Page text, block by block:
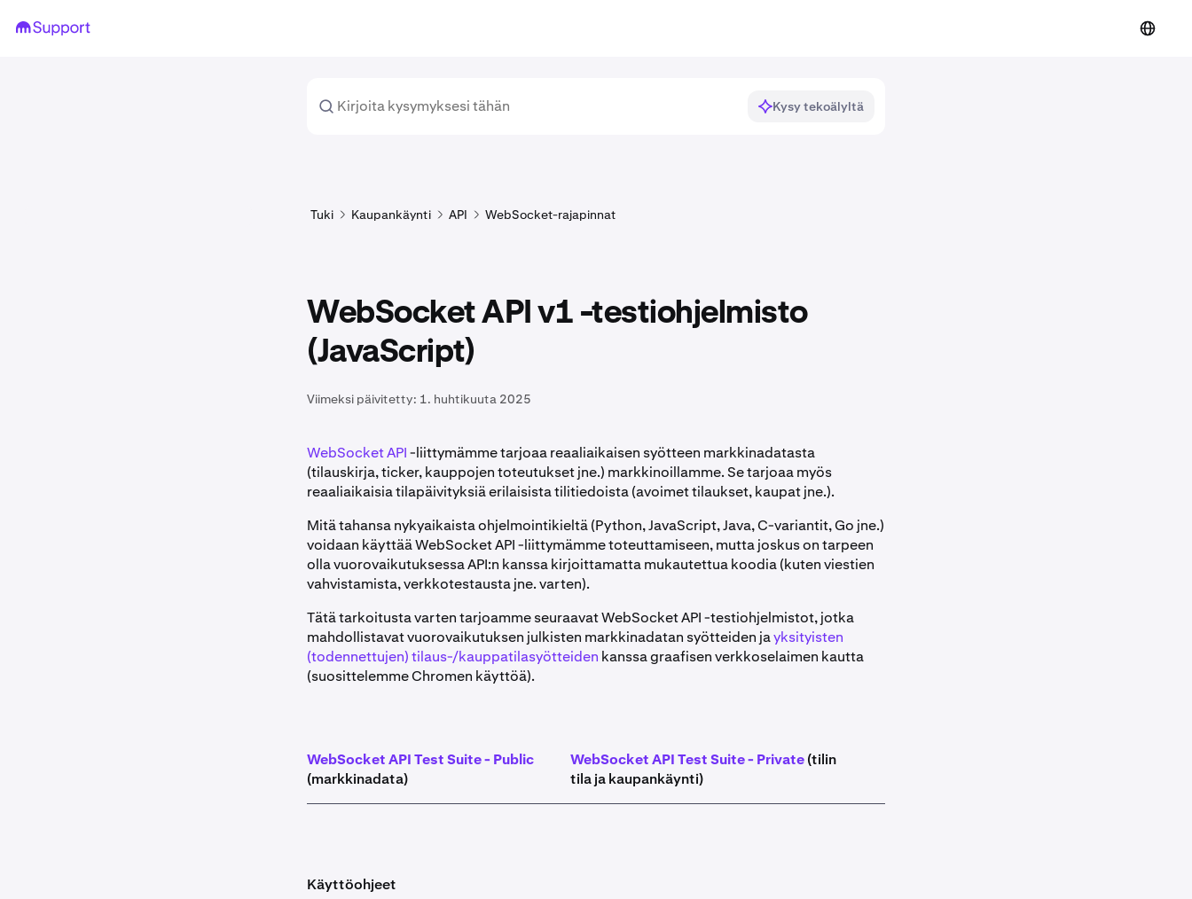
Kysy tekoälyltä
Tuki Kaupankäynti API WebSocket-rajapinnat
WebSocket API v1 -testiohjelmisto
(JavaScript)
Viimeksi päivitetty: 1. huhtikuuta 2025
WebSocket API-liittymämme tarjoaa reaaliaikaisen syötteen markkinadatasta
(tilauskirja, ticker, kauppojen toteutukset jne.) markkinoillamme. Se tarjoaa myös
reaaliaikaisia tilapäivityksiä erilaisista tilitiedoista (avoimet tilaukset, kaupat jne.).
Mitä tahansa nykyaikaista ohjelmointikieltä (Python, JavaScript, Java, C-variantit, Go jne.)
voidaan käyttää WebSocket API -liittymämme toteuttamiseen, mutta joskus on tarpeen
olla vuorovaikutuksessa API:n kanssa kirjoittamatta mukautettua koodia (kuten viestien
vahvistamista, verkkotestausta jne. varten).
Tätä tarkoitusta varten tarjoamme seuraavat WebSocket API -testiohjelmistot, jotka
mahdollistavat vuorovaikutuksen julkisten markkinadatan syötteiden jayksityisten
(todennettujen) tilaus-/kauppatilasyötteiden kanssa graafisen verkkoselaimen kautta
(suosittelemme Chromen käyttöä).
WebSocket API Test Suite - Public
(markkinadata)
WebSocket API Test Suite - Private(tilin
tila ja kaupankäynti)
Käyttöohjeet